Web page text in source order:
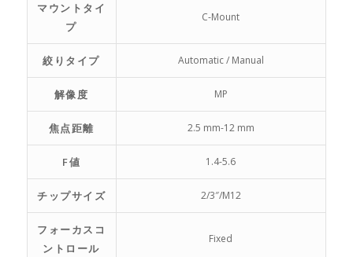
マウントタイ
プ
C-Mount
絞りタイプ Automatic / Manual
解像度 MP
焦点距離 2.5 mm-12 mm
F値 1.4-5.6
チップサイズ 2/3″/M12
フォーカスコ
ントロール
Fixed